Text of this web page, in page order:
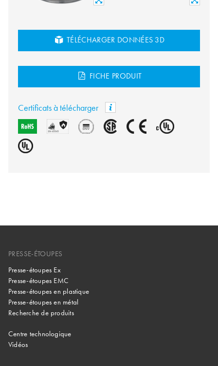
TÉLÉCHARGER DONNÉES 3D
FICHE PRODUIT
Certificats à télécharger
PRESSE-ÉTOUPES
Presse-étoupes Ex
Presse-étoupes EMC
Presse-étoupes en plastique
Presse-étoupes en métal
Recherche de produits
Centre technologique
Vidéos